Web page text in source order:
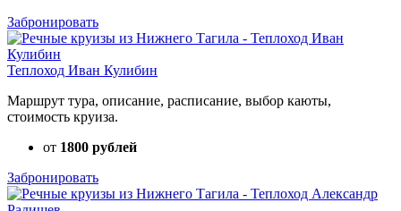
Забронировать
Теплоход Иван Кулибин
Маршрут тура, описание, расписание, выбор каюты,
стоимость круиза.
от 1800 рублей
Забронировать